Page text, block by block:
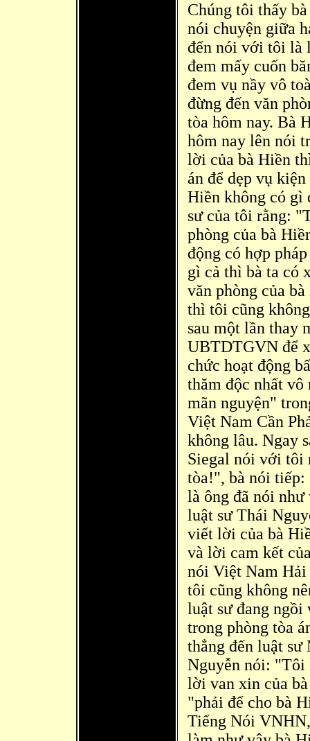
Chúng tôi thấy
nói chuyện giữa
đến nói với tôi là
đem mấy cuốn
đem vụ nầy vô
đừng đến văn phò
tòa hôm nay. Bà
hôm nay lên nói
lời của bà Hiền
án để dẹp vụ
Hiền không có gì
sư của tôi rằng:
phòng của bà
động có hợp
gì cả thì bà ta có
văn phòng của
thì tôi cũng
sau một lần thay
UBTDTGVN để
chức hoạt động
thăm độc nhất
mãn nguyện"
Việt Nam Cần
không lâu. Ngay
Siegal nói với tôi
tòa!", bà nói
là ông đã nói như
luật sư Thái
viết lời của bà
và lời cam kết
nói Việt Nam Hải
tôi cũng không
luật sư đang
trong phòng tòa
thẳng đến luật sư
Nguyễn nói: "Tôi
lời van xin của
"phải để cho bà
Tiếng Nói